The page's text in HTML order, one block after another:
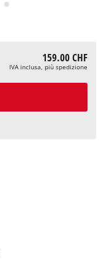
159.00 CHF
IVA inclusa, più spedizione